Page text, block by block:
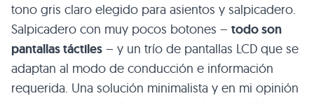
tono gris claro elegido para asientos y salpicadero.
Salpicadero con muy pocos botones – todo son
pantallas táctiles – y un trío de pantallas LCD que se
adaptan al modo de conducción e información
requerida. Una solución minimalista y en mi opinión